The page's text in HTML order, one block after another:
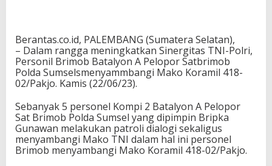
Berantas.co.id, PALEMBANG (Sumatera Selatan),
– Dalam rangga meningkatkan Sinergitas TNI-Polri,
Personil Brimob Batalyon A Pelopor Satbrimob
Polda Sumselsmenyammbangi Mako Koramil 418-
02/Pakjo. Kamis (22/06/23).
Sebanyak 5 personel Kompi 2 Batalyon A Pelopor
Sat Brimob Polda Sumsel yang dipimpin Bripka
Gunawan melakukan patroli dialogi sekaligus
menyambangi Mako TNI dalam hal ini personel
Brimob menyambangi Mako Koramil 418-02/Pakjo.